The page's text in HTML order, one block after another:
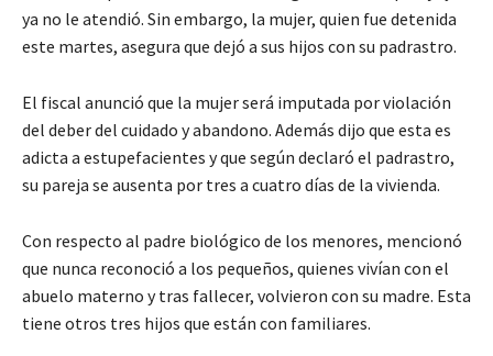
ya no le atendió. Sin embargo, la mujer, quien fue detenida
este martes, asegura que dejó a sus hijos con su padrastro.
El fiscal anunció que la mujer será imputada por violación
del deber del cuidado y abandono. Además dijo que esta es
adicta a estupefacientes y que según declaró el padrastro,
su pareja se ausenta por tres a cuatro días de la vivienda.
Con respecto al padre biológico de los menores, mencionó
que nunca reconoció a los pequeños, quienes vivían con el
abuelo materno y tras fallecer, volvieron con su madre. Esta
tiene otros tres hijos que están con familiares.